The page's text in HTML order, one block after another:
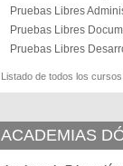
Pruebas Libres
Pruebas Libres
Pruebas Libres
Listado de todos los
ACADEMIAS